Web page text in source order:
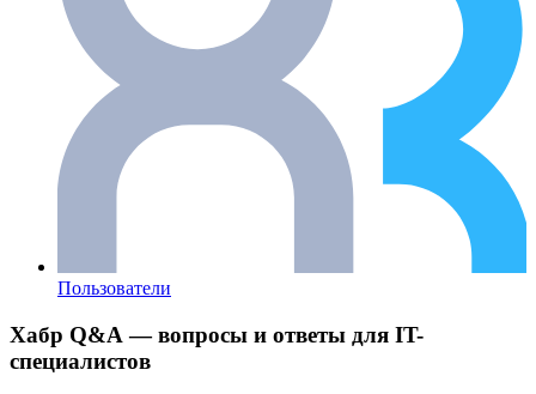
Пользователи
Хабр Q&A — вопросы и ответы для IT-
специалистов